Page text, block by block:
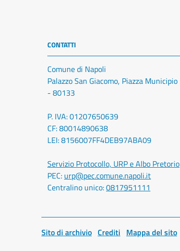
CONTATTI
Comune di Napoli
Palazzo San Giacomo, Piazza Municipio
- 80133
P. IVA: 01207650639
CF: 80014890638
LEI: 8156007FF4DEB97ABA09
Servizio Protocollo, URP e Albo Pretorio
PEC: urp@pec.comune.napoli.it
Centralino unico:0817951111
Sito di archivio Crediti Mappa del sito